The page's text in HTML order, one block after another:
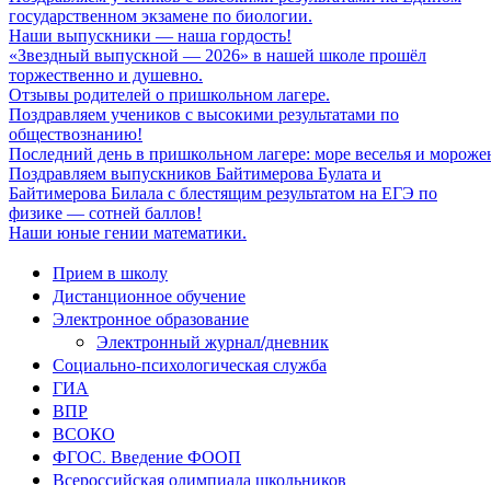
государственном экзамене по биологии.
Наши выпускники — наша гордость!
«Звездный выпускной — 2026» в нашей школе прошёл
торжественно и душевно.
Отзывы родителей о пришкольном лагере.
Поздравляем учеников с высокими результатами по
обществознанию!
Последний день в пришкольном лагере: море веселья и
Поздравляем выпускников Байтимерова Булата и
Байтимерова Билала с блестящим результатом на ЕГЭ по
физике — сотней баллов!
Наши юные гении математики.
Прием в школу
Дистанционное обучение
Электронное образование
Электронный журнал/дневник
Социально-психологическая служба
ГИА
ВПР
ВСОКО
ФГОС. Введение ФООП
Всероссийская олимпиада школьников